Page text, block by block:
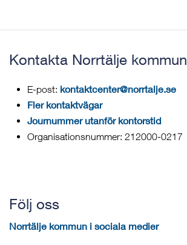
Kontakta Norrtälje kommun
E-post: kontaktcenter@norrtalje.se
Fler kontaktvägar
Journummer utanför kontorstid
Organisationsnummer: 212000-0217
Följ oss
Norrtälje kommun i sociala medier